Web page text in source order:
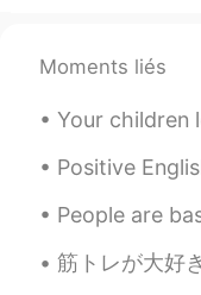
今天和朋友
今天的天
还有 我们
Moments liés
Your children learn from you.
Positive English ✅A positive
People are basically the same
筋トレが大好きですが、最近ジムにしお